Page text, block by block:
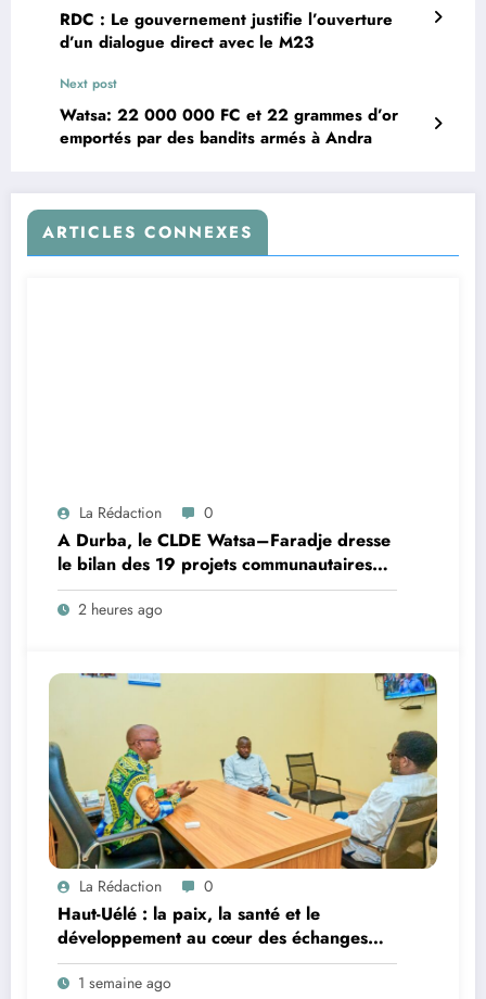
RDC : Le gouvernement justifie l’ouverture
d’un dialogue direct avec le M23
Next post
Watsa: 22 000 000 FC et 22 grammes d’or
emportés par des bandits armés à Andra
ARTICLES CONNEXES
La Rédaction 0
A Durba, le CLDE Watsa–Faradje dresse
le bilan des 19 projets communautaires
de cahier de charge signé avec KGM S.A
et prépare le deuxième quinquennat
2 heures ago
La Rédaction 0
Haut-Uélé : la paix, la santé et le
développement au cœur des échanges
entre le vice-gouverneur Christophe Dara
Matata et les chefs des secteurs de
1 semaine ago